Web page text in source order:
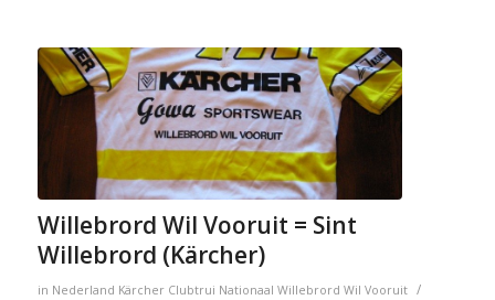
Willebrord Wil Vooruit = Sint
Willebrord (Kärcher)
in Nederland Kärcher Clubtrui Nationaal Willebrord Wil Vooruit /